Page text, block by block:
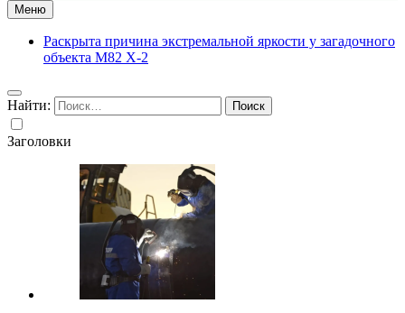
Меню
Раскрыта причина экстремальной яркости у загадочного
объекта M82 X-2
Найти:
Заголовки